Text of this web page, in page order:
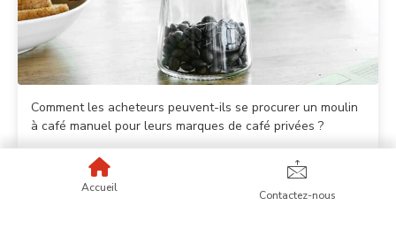
Comment les acheteurs peuvent-ils se procurer un moulin
à café manuel pour leurs marques de café privées ?
Accueil
Contactez-nous